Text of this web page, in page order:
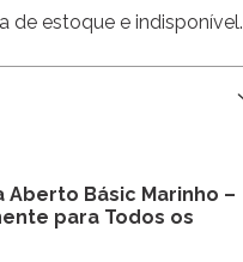
de estoque e indisponível.
Básic Marinho –
para Todos os